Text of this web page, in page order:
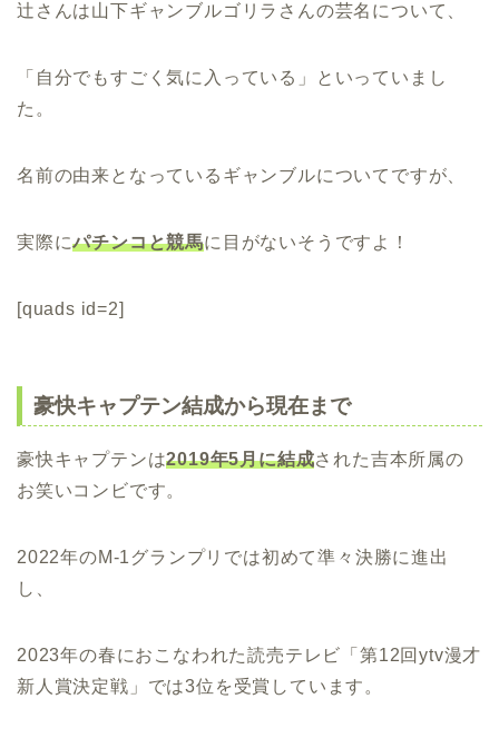
辻さんは山下ギャンブルゴリラさんの芸名について、
「自分でもすごく気に入っている」といっていまし
た。
名前の由来となっているギャンブルについてですが、
実際にパチンコと競馬に目がないそうですよ！
[quads id=2]
豪快キャプテン結成から現在まで
豪快キャプテンは2019年5月に結成された吉本所属の
お笑いコンビです。
2022年のM‐1グランプリでは初めて準々決勝に進出
し、
2023年の春におこなわれた読売テレビ「第12回ytv漫才
新人賞決定戦」では3位を受賞しています。